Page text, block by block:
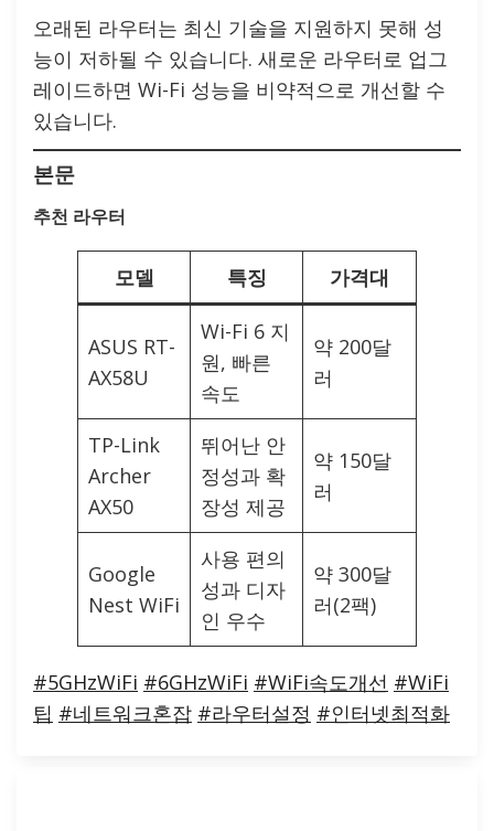
오래된 라우터는 최신 기술을 지원하지 못해 성
능이 저하될 수 있습니다. 새로운 라우터로 업그
레이드하면 Wi-Fi 성능을 비약적으로 개선할 수
있습니다.
본문
추천 라우터
모델 특징 가격대
ASUS RT-
AX58U
Wi-Fi 6 지
원, 빠른
속도
약 200달
러
TP-Link
Archer
AX50
뛰어난 안
정성과 확
장성 제공
약 150달
러
Google
Nest WiFi
사용 편의
성과 디자
인 우수
약 300달
러(2팩)
#5GHzWiFi #6GHzWiFi #WiFi속도개선 #WiFi
팁 #네트워크혼잡 #라우터설정 #인터넷최적화